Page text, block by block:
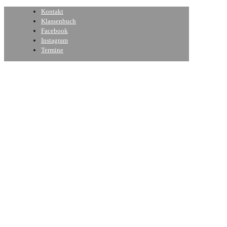
Kontakt
Klassenbuch
Facebook
Instagram
Termine